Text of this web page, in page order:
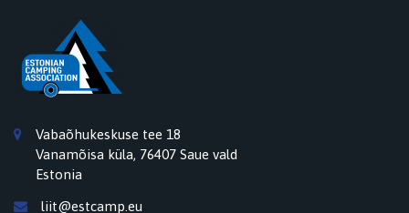
Vabaõhukeskuse tee 18
Vanamõisa küla, 76407 Saue vald
Estonia
liit@estcamp.eu